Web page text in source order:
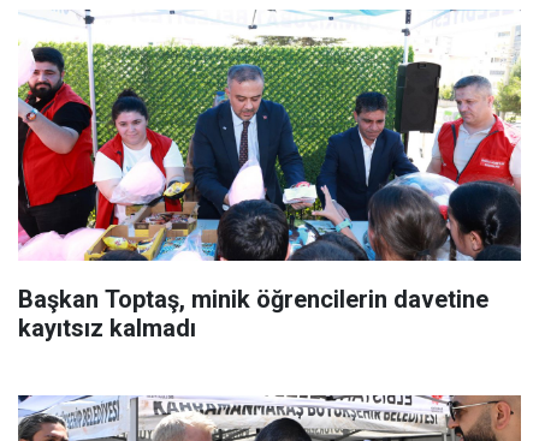
Başkan Toptaş, minik öğrencilerin davetine
kayıtsız kalmadı